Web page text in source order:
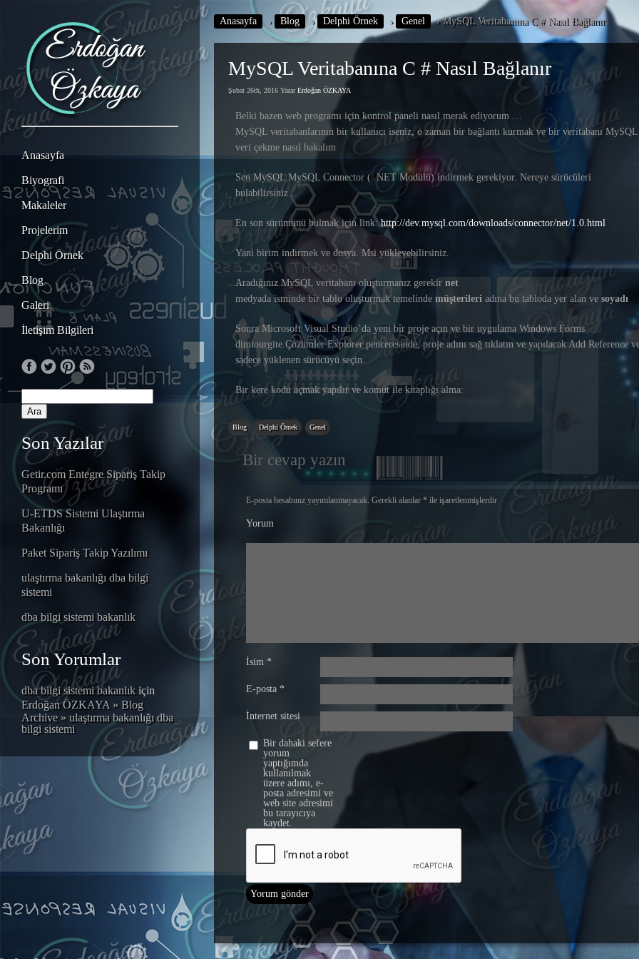
Anasayfa
Biyografi
Makaleler
Projelerim
Delphi Örnek
Blog
Galeri
İletişim Bilgileri
Son Yazılar
Getir.com Entegre Sipariş Takip
Programı
U-ETDS Sistemi Ulaştırma
Bakanlığı
Paket Sipariş Takip Yazılımı
ulaştırma bakanlığı dba bilgi
sistemi
dba bilgi sistemi bakanlık
Son Yorumlar
dba bilgi sistemi bakanlıkiçin
Erdoğan ÖZKAYA » Blog
Archive » ulaştırma bakanlığı dba
bilgi sistemi
Anasayfa › Blog › Delphi Örnek › Genel › MySQL Veritabanına C # Nasıl Bağlanır
MySQL Veritabanına C # Nasıl Bağlanır
Şubat 26th, 2016 YazarErdoğan ÖZKAYA
Belki bazen web programı için kontrol paneli nasıl merak ediyorum …
MySQL veritabanlarının bir kullanıcı iseniz, o zaman bir bağlantı kurmak ve bir veritabanı MySQL
veri çekme nasıl bakalım
Sen MySQL MySQL Connector (. NET Modülü) indirmek gerekiyor. Nereye sürücüleri
bulabilirsiniz ..
En son sürümünü bulmak için link:http://dev.mysql.com/downloads/connector/net/1.0.html
Yani birim indirmek ve dosya. Msi yükleyebilirsiniz.
Aradığınız MySQL veritabanı oluşturmanız gerekir net
medyada isminde bir tablo oluşturmak temelinde müşterileri adına bu tabloda yer alan ve soyadı
Sonra Microsoft Visual Studio’da yeni bir proje açın ve bir uygulama Windows Forms
dimiourgite.Çözümler Explorer penceresinde, proje adını sağ tıklatın ve yapılacak Add Reference
sadece yüklenen sürücüyü seçin.
Bir kere kodu açmak yapılır ve komut ile kitaplığı alma:
Blog Delphi Örnek Genel
Bir cevap yazın
E-posta hesabınız yayımlanmayacak. Gerekli alanlar * ile işaretlenmişlerdir
Yorum
İsim *
E-posta *
İnternet sitesi
Bir dahaki sefere
yorum
yaptığımda
kullanılmak
üzere adımı, e-
posta adresimi ve
web site adresimi
bu tarayıcıya
kaydet.